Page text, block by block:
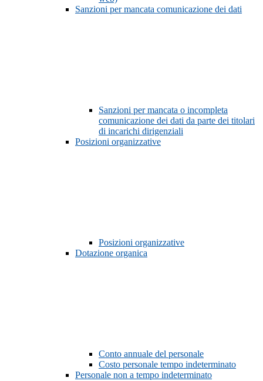
Sanzioni per mancata comunicazione dei dati
Sanzioni per mancata o incompleta
comunicazione dei dati da parte dei titolari
di incarichi dirigenziali
Posizioni organizzative
Posizioni organizzative
Dotazione organica
Conto annuale del personale
Costo personale tempo indeterminato
Personale non a tempo indeterminato